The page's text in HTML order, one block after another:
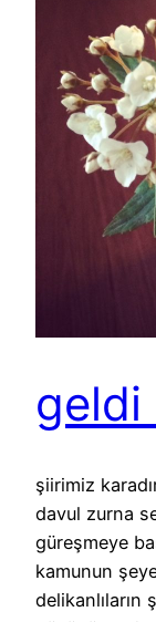
geldi
şiirimiz
davul zurna
güreşmeye
kamunun